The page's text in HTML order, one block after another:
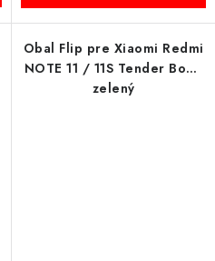
Obal Flip pre Xiaomi Redmi
NOTE 11 / 11S Tender Book
zelený